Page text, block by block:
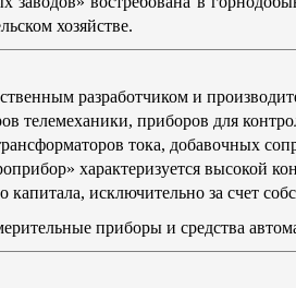
хозяйстве.
разработчиком и
телемеханики, приборов для
тока, добавочных
характеризуется высокой
капитала, исключительно за счет
приборы и средства